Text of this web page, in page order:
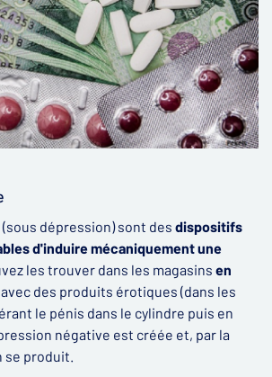
dépression) sont des dispositifs
d'induire mécaniquement une
les trouver dans les magasins en
des produits érotiques (dans les
le pénis dans le cylindre puis en
négative est créée et, par la
se produit.